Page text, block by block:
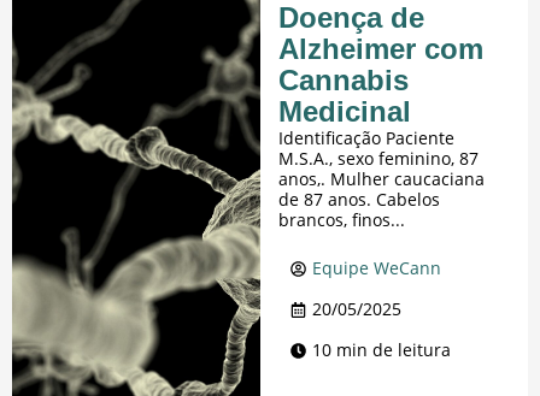
Doença de
Alzheimer com
Cannabis
Medicinal
Identificação Paciente
M.S.A., sexo feminino, 87
anos,. Mulher caucaciana
de 87 anos. Cabelos
brancos, finos...
Equipe WeCann
20/05/2025
10 min de leitura